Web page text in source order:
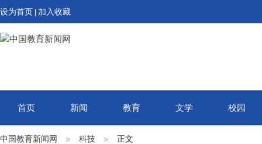
设为首页 加入收藏
首页 新闻 教育 文学 校园
中国教育新闻网 科技 正文